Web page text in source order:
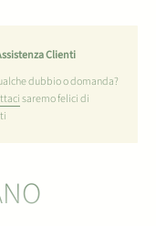
Clienti
dubbio o domanda?
saremo felici di